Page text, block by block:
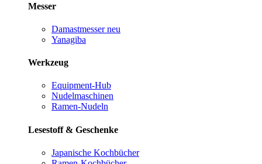
Messer
Damastmesser neu
Yanagiba
Werkzeug
Equipment-Hub
Nudelmaschinen
Ramen-Nudeln
Lesestoff & Geschenke
Japanische Kochbücher